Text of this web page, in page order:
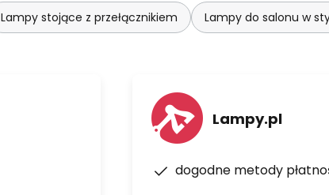
Lampy stojące z przełącznikiem Lampy do salonu w
Lampy.pl
dogodne metody